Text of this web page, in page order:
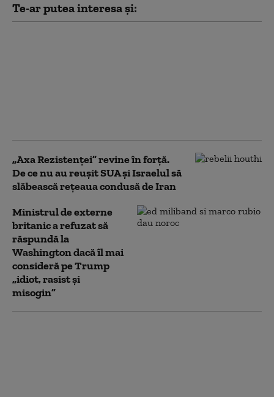
Te-ar putea interesa și:
„Axa Rezistenței” revine în forță.
De ce nu au reușit SUA și Israelul să
slăbească rețeaua condusă de Iran
Ministrul de externe
britanic a refuzat să
răspundă la
Washington dacă îl mai
consideră pe Trump
„idiot, rasist şi
misogin”